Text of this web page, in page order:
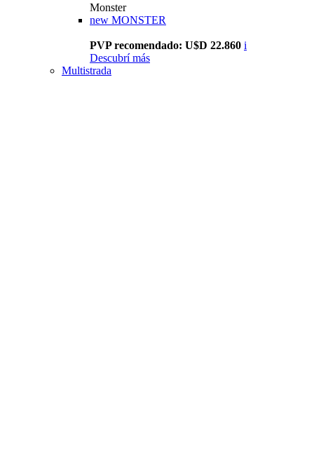
Monster
new MONSTER
PVP recomendado: U$D 22.860 i
Descubrí más
Multistrada